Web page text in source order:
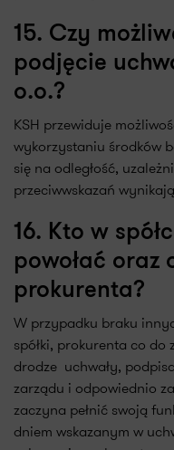
15. Czy
podjęcie
o.o.?
KSH przewiduje
wykorzystaniu środków
się na odległość,
przeciwwskazań
16. Kto w
powołać oraz
prokurenta?
W przypadku braku
spółki, prokurenta co do
drodze uchwały,
zarządu i odpowiednio
zaczyna pełnić swoją
dniem wskazanym w